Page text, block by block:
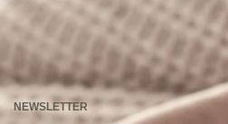
NEWSLETTER